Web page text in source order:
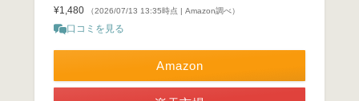
¥1,480
（2026/07/13 13:35時点 | Amazon調べ）
口コミを見る
Amazon